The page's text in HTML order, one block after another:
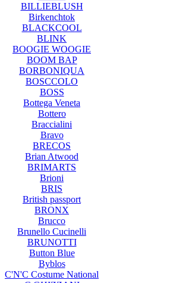
BILLIEBLUSH
Birkenchtok
BLACKCOOL
BLINK
BOOGIE WOOGIE
BOOM BAP
BORBONIQUA
BOSCCOLO
BOSS
Bottega Veneta
Bottero
Braccialini
Bravo
BRECOS
Brian Atwood
BRIMARTS
Brioni
BRIS
British passport
BRONX
Brucco
Brunello Cucinelli
BRUNOTTI
Button Blue
Byblos
C'N'C Costume National